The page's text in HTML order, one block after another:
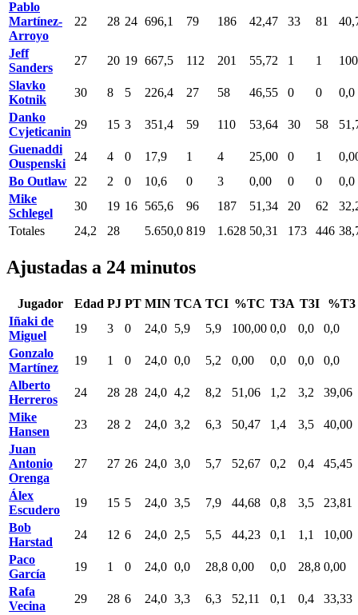
Pablo
Martínez-
Arroyo
22 28 24 696,1 79 186 42,47 33 81
Jeff
Sanders
27 20 19 667,5 112 201 55,72 1 1
Slavko
Kotnik
30 8 5 226,4 27 58 46,55 0 0
0,0
Danko
Cvjeticanin
29 15 3 351,4 59 110 53,64 30 58
Guenaddi
Ouspenski
24 4 0 17,9 1 4 25,00 0 1
Bo Outlaw 22 2 0 10,6 0 3 0,00 0 0
0,0
Mike
Schlegel
30 19 16 565,6 96 187 51,34 20 62
Totales
24,2 28 5.650,0 819 1.628 50,31 173 446
Ajustadas a 24 minutos
Jugador Edad PJ PT MIN TCA TCI %TC T3A T3I
%T3
Iñaki de
Miguel
19 3 0 24,0 5,9 5,9 100,00 0,0 0,0
0,0
Gonzalo
Martínez
19 1 0 24,0 0,0 5,2 0,00 0,0 0,0
0,0
Alberto
Herreros
24 28 28 24,0 4,2 8,2 51,06 1,2 3,2
39,06
Mike
Hansen
23 28 2 24,0 3,2 6,3 50,47 1,4 3,5
40,00
Juan
Antonio
Orenga
27 27 26 24,0 3,0 5,7 52,67 0,2 0,4 45,45
Álex
Escudero
19 15 5 24,0 3,5 7,9 44,68 0,8 3,5
23,81
Bob
Harstad
24 12 6 24,0 2,5 5,5 44,23 0,1 1,1
10,00
Paco
García
19 1 0 24,0 0,0 28,8 0,00 0,0 28,8 0,00
Rafa
Vecina
29 28 6 24,0 3,3 6,3 52,11 0,1 0,4
33,33